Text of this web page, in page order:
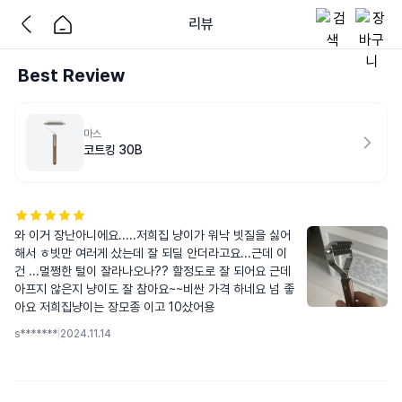
리뷰
Best Review
마스
코트킹 30B
와 이거 장난아니에요.....저희집 냥이가 워낙 빗질을 싫어
해서 ㅎ빗만 여러게 샀는데 잘 되딜 안더라고요...근데 이
건 ...멀쩡한 털이 잘라나오나?? 할정도로 잘 되어요 근데
아프지 않은지 냥이도 잘 참아요~~비싼 가격 하네요 넘 좋
아요 저희집냥이는 장모종 이고 10샀어용
s******* 2024.11.14